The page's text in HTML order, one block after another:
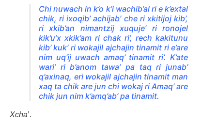
Chi nuwach in k’o k’i wachib’al ri e k’extal
chik, ri ixoqib’ achijab’ che ri xkitijoj kib’,
ri xkib’an nimantzij xuquje’ ri ronojel
kik’u’x xkik’am ri chak ri’, rech kakitunu
kib’ kuk’ ri wokajil ajchajin tinamit ri e’are
nim uq’ij uwach amaq’ tinamit ri’. K’ate
wari’ ri b’anom tawa’ pa taq ri junab’
q’axinaq, eri wokajil ajchajin tinamit man
xaq ta chik are jun chi wokaj ri Amaq’ are
chik jun nim k’amq’ab’ pa tinamit.
Xcha’.